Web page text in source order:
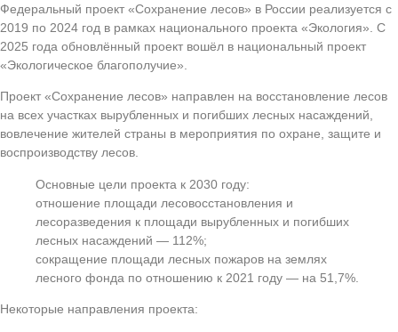
Федеральный проект «Сохранение лесов» в России реализуется с
2019 по 2024 год в рамках национального проекта «Экология». С
2025 года обновлённый проект вошёл в национальный проект
«Экологическое благополучие».
Проект «Сохранение лесов» направлен на восстановление лесов
на всех участках вырубленных и погибших лесных насаждений,
вовлечение жителей страны в мероприятия по охране, защите и
воспроизводству лесов.
Основные цели проекта к 2030 году:
отношение площади лесовосстановления и
лесоразведения к площади вырубленных и погибших
лесных насаждений — 112%;
сокращение площади лесных пожаров на землях
лесного фонда по отношению к 2021 году — на 51,7%.
Некоторые направления проекта: